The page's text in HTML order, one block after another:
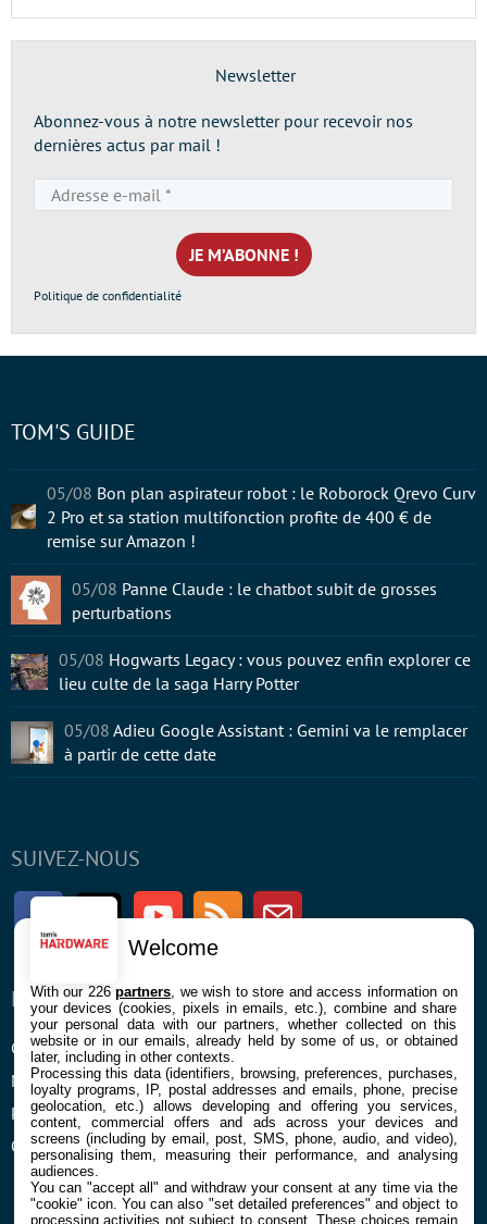
Newsletter
Abonnez-vous à notre newsletter pour recevoir nos
dernières actus par mail !
e-
mail
*
Politique de confidentialité
SUIVEZ-NOUS
FacebookTwitter Youtube RSS Newsletter
ENTREPRISE
Confidentialité et Cookies
Mentions légales et CGU
Préférences Cookies
Qui sommes nous
À PROPOS
Contact
TOM'S GUIDE
05/08 Bon plan aspirateur robot : le Roborock Qrevo Curv
2 Pro et sa station multifonction profite de 400 € de
remise sur Amazon !
05/08 Panne Claude : le chatbot subit de grosses
perturbations
05/08 Hogwarts Legacy : vous pouvez enfin explorer ce
lieu culte de la saga Harry Potter
05/08 Adieu Google Assistant : Gemini va le remplacer
à partir de cette date
Welcome
With our 226partners , we wish to store and access information on
your devices (cookies, pixels in emails, etc.), combine and share
your personal data with our partners, whether collected on this
website or in our emails, already held by some of us, or obtained
later, including in other contexts.
Processing this data (identifiers, browsing, preferences, purchases,
loyalty programs, IP, postal addresses and emails, phone, precise
geolocation, etc.) allows developing and offering you services,
content, commercial offers and ads across your devices and
screens (including by email, post, SMS, phone, audio, and video),
personalising them, measuring their performance, and analysing
audiences.
You can "accept all" and withdraw your consent at any time via the
"cookie" icon. You can also "set detailed preferences" and object to
processing activities not subject to consent. These choices remain